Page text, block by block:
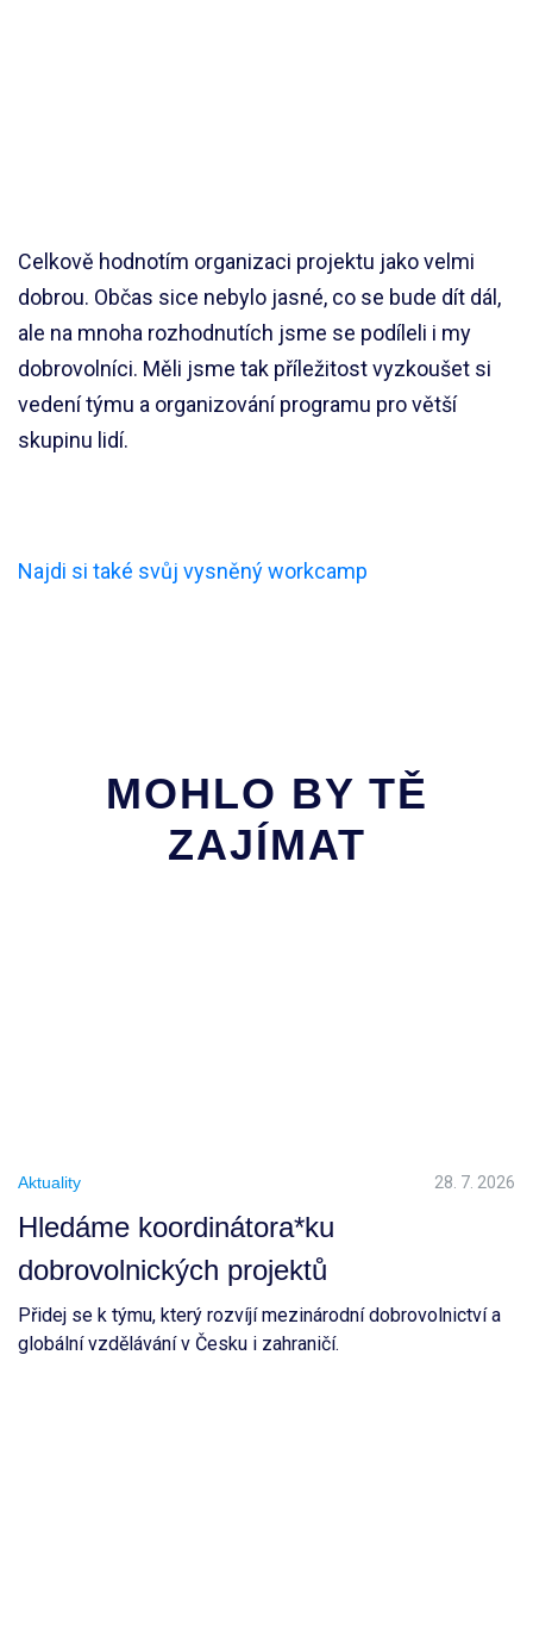
Celkově hodnotím organizaci projektu jako velmi
dobrou. Občas sice nebylo jasné, co se bude dít dál,
ale na mnoha rozhodnutích jsme se podíleli i my
dobrovolníci. Měli jsme tak příležitost vyzkoušet si
vedení týmu a organizování programu pro větší
skupinu lidí.
Najdi si také svůj vysněný workcamp
MOHLO BY TĚ
ZAJÍMAT
Aktuality 28. 7. 2026
Hledáme koordinátora*ku
dobrovolnických projektů
Přidej se k týmu, který rozvíjí mezinárodní dobrovolnictví a
globální vzdělávání v Česku i zahraničí.